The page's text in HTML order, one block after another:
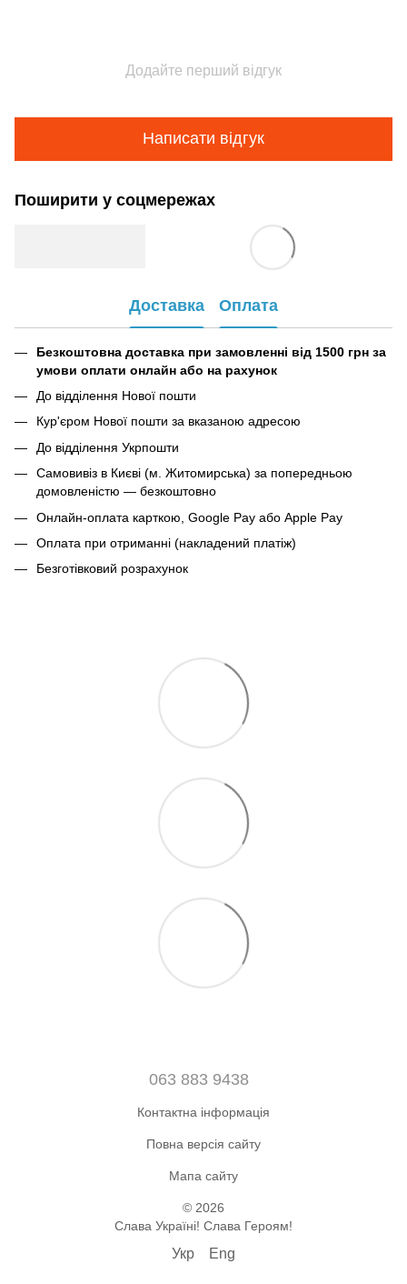
Додайте перший відгук
Написати відгук
Поширити у соцмережах
Доставка Оплата
Безкоштовна доставка при замовленні від 1500 грн за
умови оплати онлайн або на рахунок
До відділення Нової пошти
Кур'єром Нової пошти за вказаною адресою
До відділення Укрпошти
Самовивіз в Києві (м. Житомирська) за попередньою
домовленістю — безкоштовно
Онлайн-оплата карткою, Google Pay або Apple Pay
Оплата при отриманні (накладений платіж)
Безготівковий розрахунок
063 883 9438
Контактна інформація
Повна версія сайту
Мапа сайту
© 2026
Слава Україні! Слава Героям!
Укр Eng